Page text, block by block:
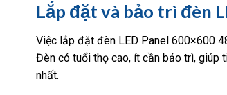
Lắp đặt và bảo trì đèn
Việc lắp đặt đèn LED Panel 600×600
Đèn có tuổi thọ cao, ít cần bảo trì, giúp
nhất.